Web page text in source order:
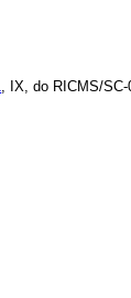
, IX, do RICMS/SC-